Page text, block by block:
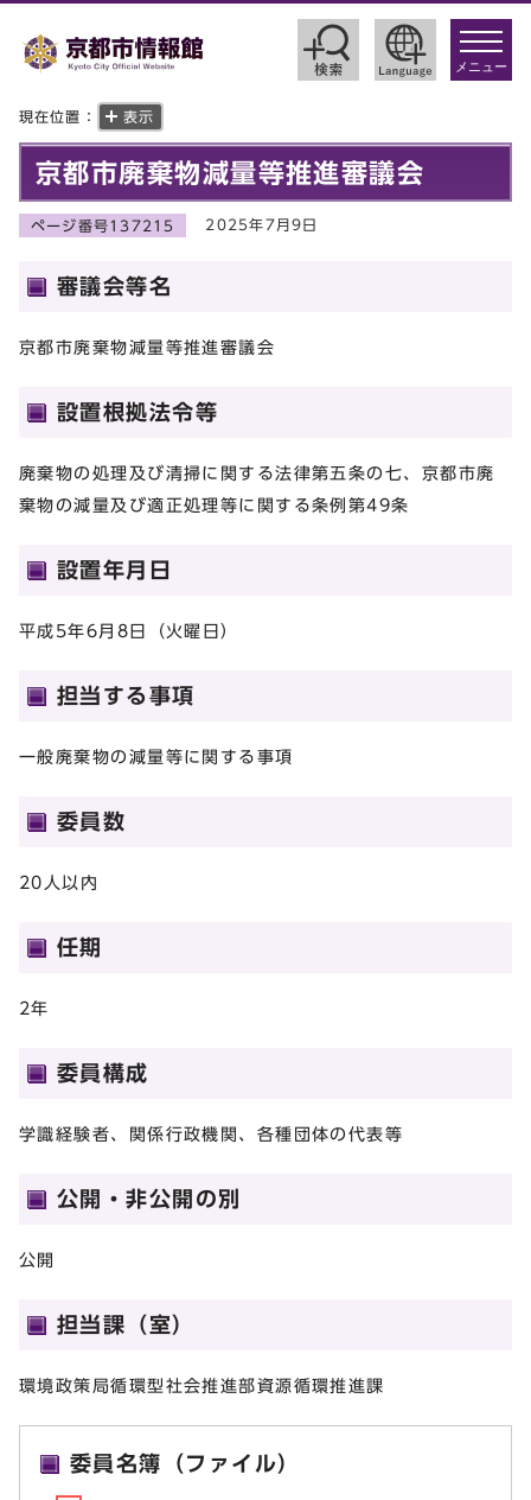
toggle
メニュー
現在位置： 表示
京都市廃棄物減量等推進審議会
ページ番号137215 2025年7月9日
審議会等名
京都市廃棄物減量等推進審議会
設置根拠法令等
廃棄物の処理及び清掃に関する法律第五条の七、京都市廃
棄物の減量及び適正処理等に関する条例第49条
設置年月日
平成5年6月8日（火曜日）
担当する事項
一般廃棄物の減量等に関する事項
委員数
20人以内
任期
2年
委員構成
学識経験者、関係行政機関、各種団体の代表等
公開・非公開の別
公開
担当課（室）
環境政策局循環型社会推進部資源循環推進課
委員名簿（ファイル）